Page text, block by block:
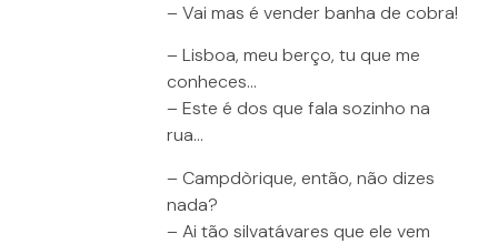
– Vai mas é vender banha de cobra!
– Lisboa, meu berço, tu que me
conheces…
– Este é dos que fala sozinho na
rua…
– Campdòrique, então, não dizes
nada?
– Ai tão silvatávares que ele vem